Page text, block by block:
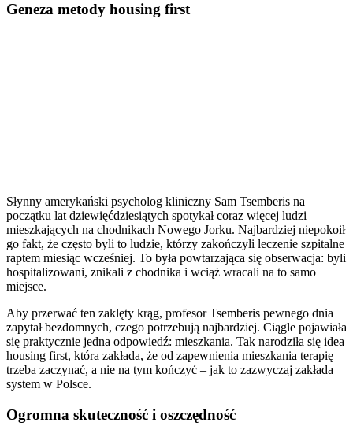
Geneza metody housing first
Słynny amerykański psycholog kliniczny Sam Tsemberis na
początku lat dziewięćdziesiątych spotykał coraz więcej ludzi
mieszkających na chodnikach Nowego Jorku. Najbardziej niepokoił
go fakt, że często byli to ludzie, którzy zakończyli leczenie szpitalne
raptem miesiąc wcześniej. To była powtarzająca się obserwacja: byli
hospitalizowani, znikali z chodnika i wciąż wracali na to samo
miejsce.
Aby przerwać ten zaklęty krąg, profesor Tsemberis pewnego dnia
zapytał bezdomnych, czego potrzebują najbardziej. Ciągle pojawiała
się praktycznie jedna odpowiedź: mieszkania. Tak narodziła się idea
housing first, która zakłada, że od zapewnienia mieszkania terapię
trzeba zaczynać, a nie na tym kończyć – jak to zazwyczaj zakłada
system w Polsce.
Ogromna skuteczność i oszczędność